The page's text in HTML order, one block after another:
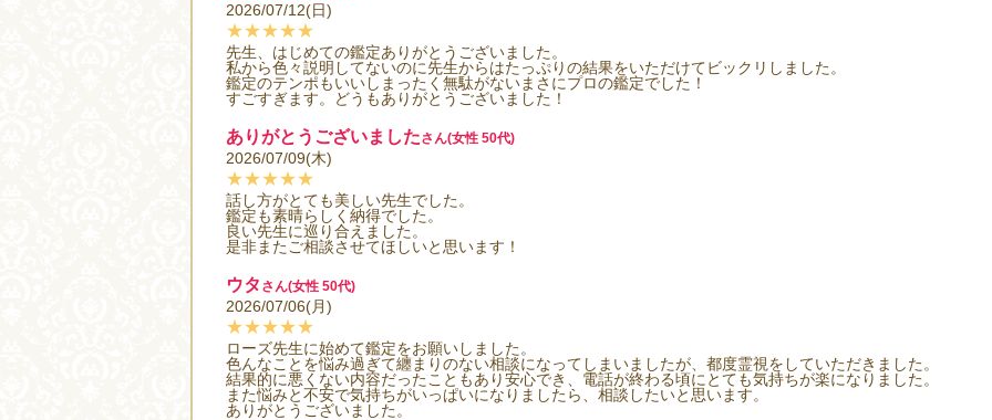
2026/07/12(日)
★★★★★
先生、はじめての鑑定ありがとうございました。
私から色々説明してないのに先生からはたっぷりの結果をいただけてビックリしました。
鑑定のテンポもいいしまったく無駄がないまさにプロの鑑定でした！
すごすぎます。どうもありがとうございました！
ありがとうございましたさん(女性 50代)
2026/07/09(木)
★★★★★
話し方がとても美しい先生でした。
鑑定も素晴らしく納得でした。
良い先生に巡り合えました。
是非またご相談させてほしいと思います！
ウタ さん(女性 50代)
2026/07/06(月)
★★★★★
ローズ先生に始めて鑑定をお願いしました。
色んなことを悩み過ぎて纏まりのない相談になってしまいましたが、都度霊視をしていただきました。
結果的に悪くない内容だったこともあり安心でき、電話が終わる頃にとても気持ちが楽になりました。
また悩みと不安で気持ちがいっぱいになりましたら、相談したいと思います。
ありがとうございました。